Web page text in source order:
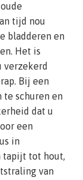
tijd nou
bladderen en
Het is
verzekerd
Bij een
te schuren en
dat u
een
in
tapijt tot hout,
van